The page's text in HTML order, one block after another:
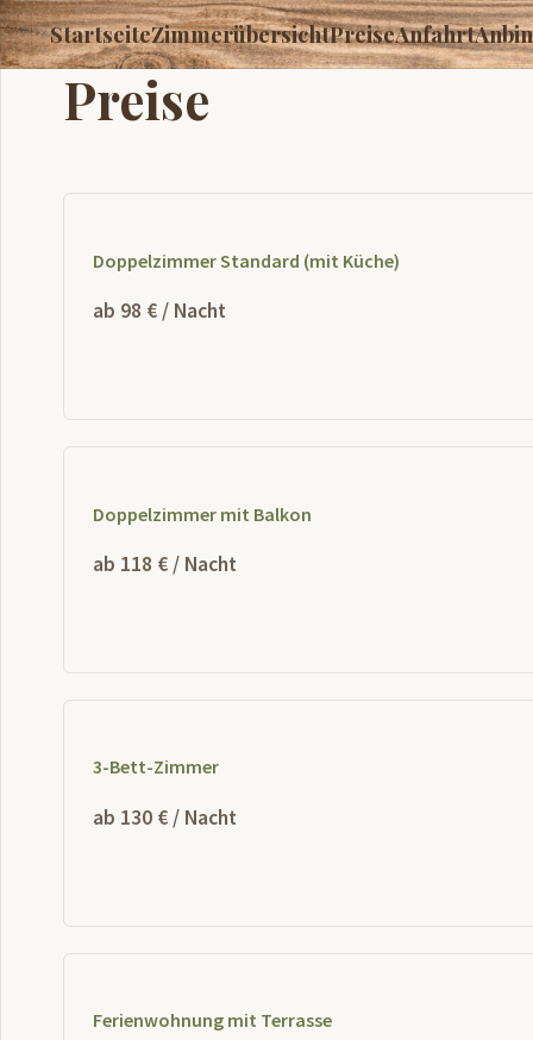
StartseiteZimmerübersichtPreiseAnfahrt
Preise
Doppelzimmer Standard (mit Küche)
ab 98 € / Nacht
Doppelzimmer mit Balkon
ab 118 € / Nacht
3-Bett-Zimmer
ab 130 € / Nacht
Ferienwohnung mit Terrasse